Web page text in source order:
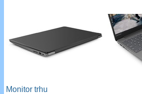
Monitor trhu